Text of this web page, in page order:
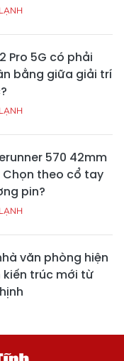
Pro 5G có phải
bằng giữa giải trí
570 42mm
Chọn theo cổ tay
pin?
văn phòng hiện
kiến trúc mới từ